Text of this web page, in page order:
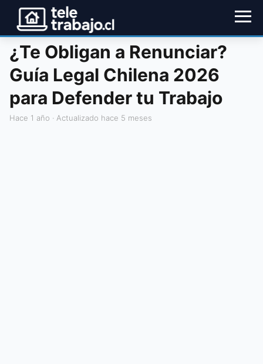
¿Te Obligan a Renunciar?
Guía Legal Chilena 2026
para Defender tu Trabajo
hace 1 año · Actualizado hace 5 meses